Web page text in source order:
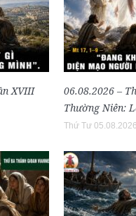
XVIII
06.08.2026 –
Thường Niên:
Thứ Tư 05.08.2026